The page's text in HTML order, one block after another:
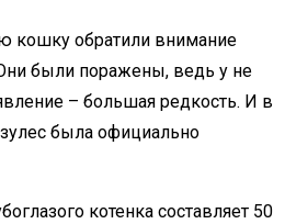
кошку обратили внимание
были поражены, ведь у не
– большая редкость. И в
была официально
котенка составляет 50